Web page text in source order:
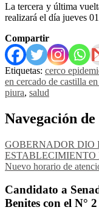
La tercera y última
realizará el día jueves
Compartir
Etiquetas: cerco
en cercado de castilla
piura, salud
Navegación
GOBERNADOR DIO
Nuevo horario de
Candidato a
Benites con el N°